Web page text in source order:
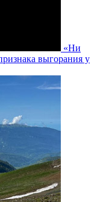
«Ни
выгорания у